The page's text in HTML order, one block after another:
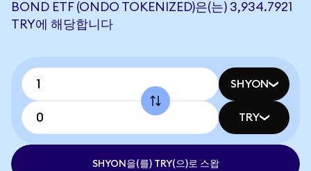
BOND ETF (ONDO TOKENIZED)은(는) 3,934.7921
TRY에 해당합니다
SHYON
TRY
SHYON을(를) TRY(으)로 스왑